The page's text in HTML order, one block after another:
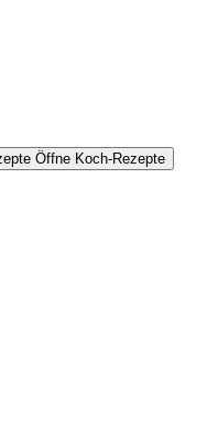
Öffne Koch-Rezepte